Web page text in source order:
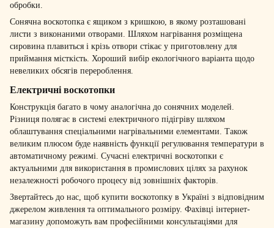
обробки.
Сонячна воскотопка є ящиком з кришкою, в якому розташовані
листи з виконаними отворами. Шляхом нагрівання розміщена
сировина плавиться і крізь отвори стікає у приготовлену для
приймання місткість. Хороший вибір екологічного варіанта щодо
невеликих обсягів перероблення.
Електричні воскотопки
Конструкція багато в чому аналогічна до сонячних моделей.
Різниця полягає в системі електричного підігріву шляхом
облаштування спеціальними нагрівальними елементами. Також
великим плюсом буде наявність функції регулювання температури в
автоматичному режимі. Сучасні електричні воскотопки є
актуальними для використання в промислових цілях за рахунок
незалежності робочого процесу від зовнішніх факторів.
Звертайтесь до нас, щоб купити воскотопку в Україні з відповідним
джерелом живлення та оптимального розміру. Фахівці інтернет-
магазину допоможуть вам професійними консультаціями для